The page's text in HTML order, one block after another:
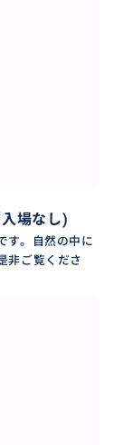
場なし)
す。自然の中に
非ご覧くださ